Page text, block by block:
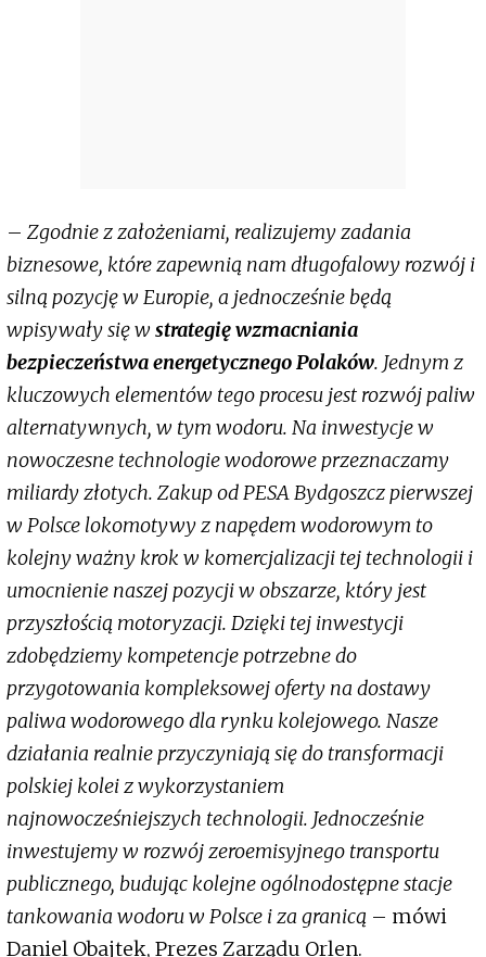
– Zgodnie z założeniami, realizujemy zadania
biznesowe, które zapewnią nam długofalowy rozwój i
silną pozycję w Europie, a jednocześnie będą
wpisywały się w strategię wzmacniania
bezpieczeństwa energetycznego Polaków. Jednym z
kluczowych elementów tego procesu jest rozwój paliw
alternatywnych, w tym wodoru. Na inwestycje w
nowoczesne technologie wodorowe przeznaczamy
miliardy złotych. Zakup od PESA Bydgoszcz pierwszej
w Polsce lokomotywy z napędem wodorowym to
kolejny ważny krok w komercjalizacji tej technologii i
umocnienie naszej pozycji w obszarze, który jest
przyszłością motoryzacji. Dzięki tej inwestycji
zdobędziemy kompetencje potrzebne do
przygotowania kompleksowej oferty na dostawy
paliwa wodorowego dla rynku kolejowego. Nasze
działania realnie przyczyniają się do transformacji
polskiej kolei z wykorzystaniem
najnowocześniejszych technologii. Jednocześnie
inwestujemy w rozwój zeroemisyjnego transportu
publicznego, budując kolejne ogólnodostępne stacje
tankowania wodoru w Polsce i za granicą – mówi
Daniel Obajtek, Prezes Zarządu Orlen.